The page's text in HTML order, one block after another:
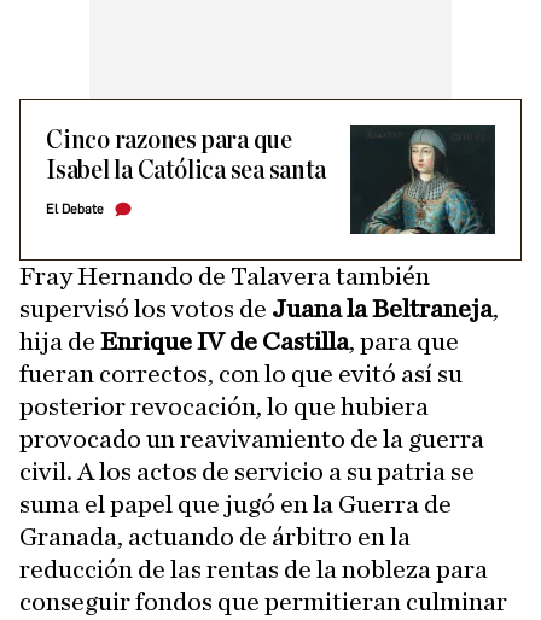
Cinco razones para que
Isabel la Católica sea santa
El Debate
Fray Hernando de Talavera también
supervisó los votos de Juana la Beltraneja,
hija de Enrique IV de Castilla, para que
fueran correctos, con lo que evitó así su
posterior revocación, lo que hubiera
provocado un reavivamiento de la guerra
civil. A los actos de servicio a su patria se
suma el papel que jugó en la Guerra de
Granada, actuando de árbitro en la
reducción de las rentas de la nobleza para
conseguir fondos que permitieran culminar